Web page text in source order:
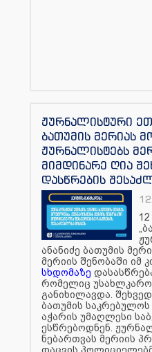
ჟურნალისტური
ბათუმის მერიას
ჟურნალისტებს
მიმდინარე ღია
დასწრების
ანანიძე ბათუმის
მერიის შენობაში იმ
სხდომაზე
რომელიც
განიხილავდა.
ბათუმის
აჭარის უმაღლესი
ესწრებოდნენ.
ნებართვას მერიის